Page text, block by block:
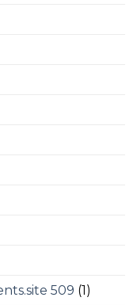
509 (1)